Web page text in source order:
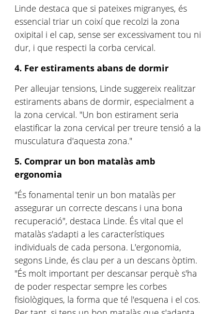
Linde destaca que si pateixes migranyes, és
essencial triar un coixí que recolzi la zona
oxipital i el cap, sense ser excessivament tou ni
dur, i que respecti la corba cervical.
4. Fer estiraments abans de dormir
Per alleujar tensions, Linde suggereix realitzar
estiraments abans de dormir, especialment a
la zona cervical. "Un bon estirament seria
elastificar la zona cervical per treure tensió a la
musculatura d'aquesta zona."
5. Comprar un bon matalàs amb
ergonomia
"És fonamental tenir un bon matalàs per
assegurar un correcte descans i una bona
recuperació", destaca Linde. És vital que el
matalàs s'adapti a les característiques
individuals de cada persona. L'ergonomia,
segons Linde, és clau per a un descans òptim.
"És molt important per descansar perquè s'ha
de poder respectar sempre les corbes
fisiològiques, la forma que té l'esquena i el cos.